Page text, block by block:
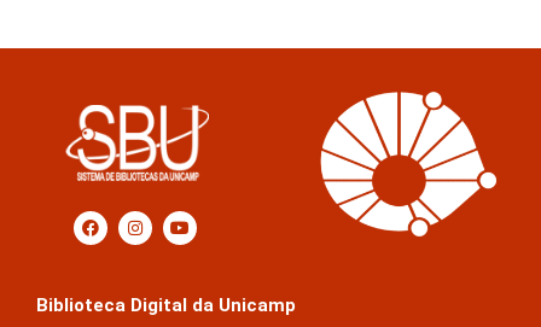
Biblioteca Digital da Unicamp